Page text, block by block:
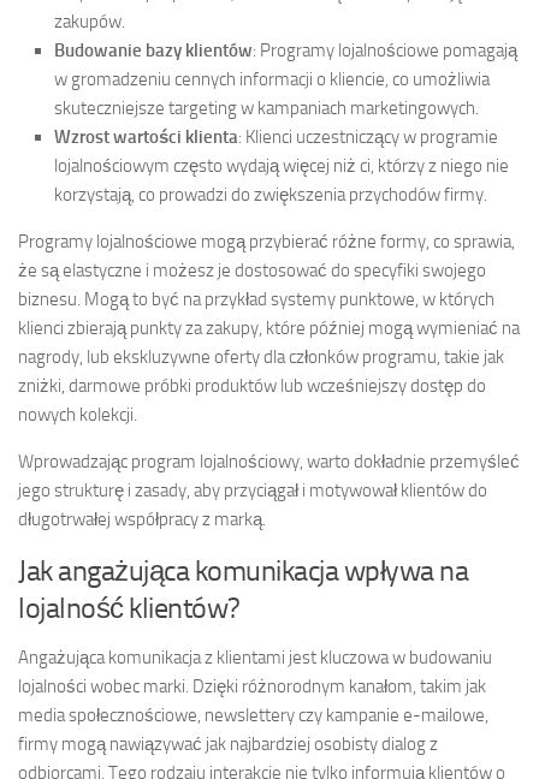
zakupów.
Budowanie bazy klientów: Programy lojalnościowe pomagają
w gromadzeniu cennych informacji o kliencie, co umożliwia
skuteczniejsze targeting w kampaniach marketingowych.
Wzrost wartości klienta: Klienci uczestniczący w programie
lojalnościowym często wydają więcej niż ci, którzy z niego nie
korzystają, co prowadzi do zwiększenia przychodów firmy.
Programy lojalnościowe mogą przybierać różne formy, co sprawia,
że są elastyczne i możesz je dostosować do specyfiki swojego
biznesu. Mogą to być na przykład systemy punktowe, w których
klienci zbierają punkty za zakupy, które później mogą wymieniać na
nagrody, lub ekskluzywne oferty dla członków programu, takie jak
zniżki, darmowe próbki produktów lub wcześniejszy dostęp do
nowych kolekcji.
Wprowadzając program lojalnościowy, warto dokładnie przemyśleć
jego strukturę i zasady, aby przyciągał i motywował klientów do
długotrwałej współpracy z marką.
Jak angażująca komunikacja wpływa na
lojalność klientów?
Angażująca komunikacja z klientami jest kluczowa w budowaniu
lojalności wobec marki. Dzięki różnorodnym kanałom, takim jak
media społecznościowe, newslettery czy kampanie e-mailowe,
firmy mogą nawiązywać jak najbardziej osobisty dialog z
odbiorcami. Tego rodzaju interakcje nie tylko informują klientów o